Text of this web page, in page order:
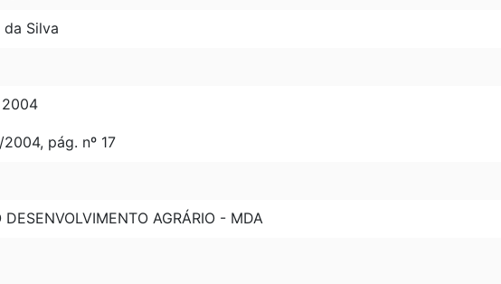
da Silva
pág. nº 17
DESENVOLVIMENTO AGRÁRIO - MDA